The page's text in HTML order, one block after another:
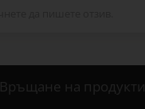
Връщане на продукти